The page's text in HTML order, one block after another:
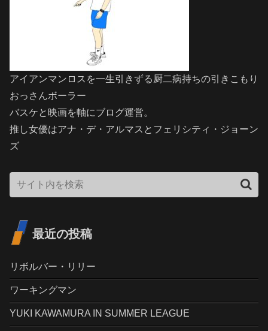
アイアンマンロスを一生引きずる厨二病持ちの引きこもり
おっさんボーラー
バスケと映画を軸にブログ運営。
推し女優はアナ・デ・アルマスとフェリシティ・ジョーン
ズ
最近の投稿
リボルバー・リリー
ワーキングマン
YUKI KAWAMURA IN SUMMER LEAGUE